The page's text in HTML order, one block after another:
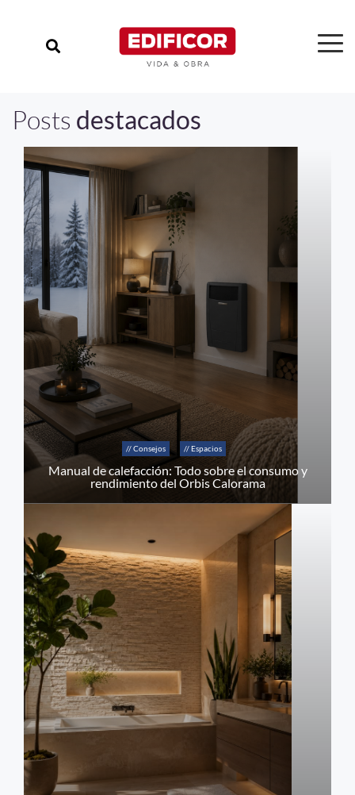
Posts destacados
// Consejos // Espacios
Manual de calefacción: Todo sobre el consumo y
rendimiento del Orbis Calorama